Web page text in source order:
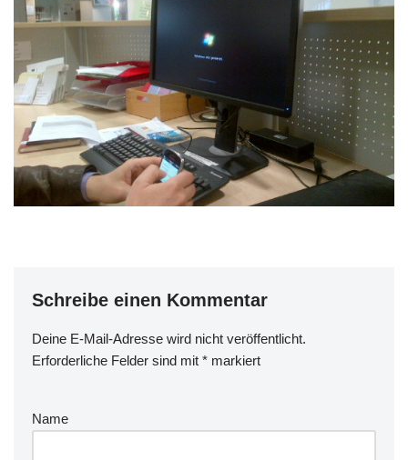
Schreibe einen Kommentar
Deine E-Mail-Adresse wird nicht veröffentlicht.
Erforderliche Felder sind mit * markiert
Name